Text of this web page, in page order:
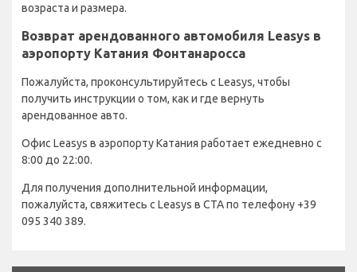
возраста и размера.
Возврат арендованного автомобиля Leasys в
аэропорту Катания Фонтанаросса
Пожалуйста, проконсультируйтесь с Leasys, чтобы
получить инструкции о том, как и где вернуть
арендованное авто.
Офис Leasys в аэропорту Катания работает ежедневно с
8:00 до 22:00.
Для получения дополнительной информации,
пожалуйста, свяжитесь с Leasys в CTA по телефону +39
095 340 389.